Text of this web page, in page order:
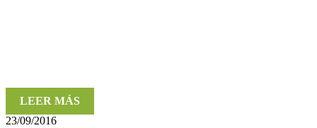
LEER MÁS
23/09/2016